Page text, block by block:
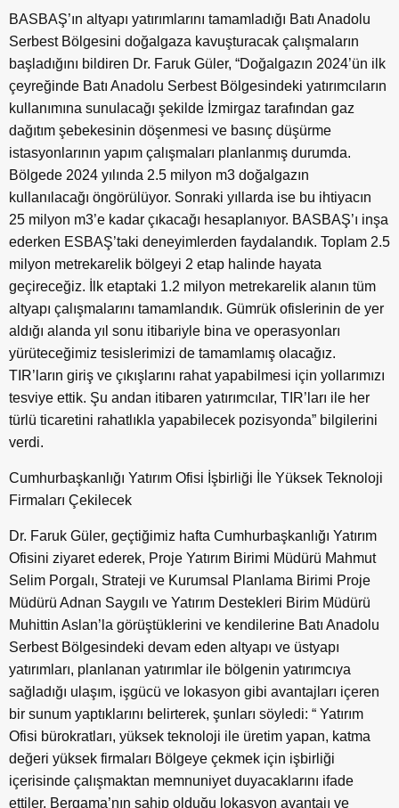
BASBAŞ’ın altyapı yatırımlarını tamamladığı Batı Anadolu
Serbest Bölgesini doğalgaza kavuşturacak çalışmaların
başladığını bildiren Dr. Faruk Güler, “Doğalgazın 2024’ün ilk
çeyreğinde Batı Anadolu Serbest Bölgesindeki yatırımcıların
kullanımına sunulacağı şekilde İzmirgaz tarafından gaz
dağıtım şebekesinin döşenmesi ve basınç düşürme
istasyonlarının yapım çalışmaları planlanmış durumda.
Bölgede 2024 yılında 2.5 milyon m3 doğalgazın
kullanılacağı öngörülüyor. Sonraki yıllarda ise bu ihtiyacın
25 milyon m3’e kadar çıkacağı hesaplanıyor. BASBAŞ’ı inşa
ederken ESBAŞ’taki deneyimlerden faydalandık. Toplam 2.5
milyon metrekarelik bölgeyi 2 etap halinde hayata
geçireceğiz. İlk etaptaki 1.2 milyon metrekarelik alanın tüm
altyapı çalışmalarını tamamlandık. Gümrük ofislerinin de yer
aldığı alanda yıl sonu itibariyle bina ve operasyonları
yürüteceğimiz tesislerimizi de tamamlamış olacağız.
TIR’ların giriş ve çıkışlarını rahat yapabilmesi için yollarımızı
tesviye ettik. Şu andan itibaren yatırımcılar, TIR’ları ile her
türlü ticaretini rahatlıkla yapabilecek pozisyonda” bilgilerini
verdi.
Cumhurbaşkanlığı Yatırım Ofisi İşbirliği İle Yüksek Teknoloji
Firmaları Çekilecek
Dr. Faruk Güler, geçtiğimiz hafta Cumhurbaşkanlığı Yatırım
Ofisini ziyaret ederek, Proje Yatırım Birimi Müdürü Mahmut
Selim Porgalı, Strateji ve Kurumsal Planlama Birimi Proje
Müdürü Adnan Saygılı ve Yatırım Destekleri Birim Müdürü
Muhittin Aslan’la görüştüklerini ve kendilerine Batı Anadolu
Serbest Bölgesindeki devam eden altyapı ve üstyapı
yatırımları, planlanan yatırımlar ile bölgenin yatırımcıya
sağladığı ulaşım, işgücü ve lokasyon gibi avantajları içeren
bir sunum yaptıklarını belirterek, şunları söyledi: “ Yatırım
Ofisi bürokratları, yüksek teknoloji ile üretim yapan, katma
değeri yüksek firmaları Bölgeye çekmek için işbirliği
içerisinde çalışmaktan memnuniyet duyacaklarını ifade
ettiler. Bergama’nın sahip olduğu lokasyon avantajı ve